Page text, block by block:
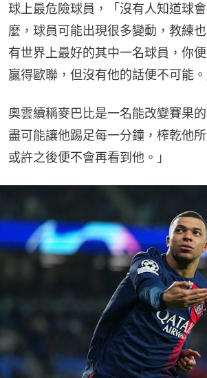
球上最危險球員，「沒有人知道球
麼，球員可能出現很多變動，教練
有世界上最好的其中一名球員，你
贏得歐聯，但沒有他的話便不可能。
奧雲續稱麥巴比是一名能改變賽果
盡可能讓他踢足每一分鐘，榨乾他
或許之後便不會再看到他。」